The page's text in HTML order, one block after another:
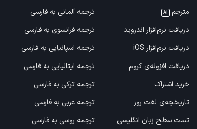
مترجم
AI
دریافت نرم‌افزار اندروید
دریافت نرم‌افزار iOS
دریافت افزونه‌ی کروم
خرید اشتراک
تاریخچه‌ی لغت روز
تست سطح زبان انگلیسی
ترجمه آلمانی به فارسی
ترجمه فرانسوی به فارسی
ترجمه اسپانیایی به فارسی
ترجمه ایتالیایی به فارسی
ترجمه ترکی به فارسی
ترجمه عربی به فارسی
ترجمه روسی به فارسی